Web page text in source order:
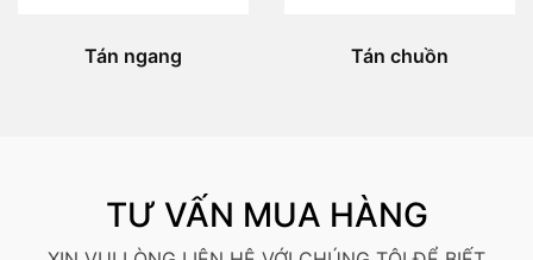
Tán ngang Tán chuồn
TƯ VẤN MUA HÀNG